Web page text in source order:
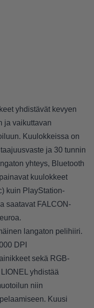
yhdistävät kevyen
ja vaikuttavan
Kuulokkeissa on
ja 30 tunnin
yhteys, Bluetooth
kuulokkeet
kuin PlayStation-
saatavat FALCON-
langaton pelihiiri.
DPI
sekä RGB-
yhdistää
niin
Kuusi